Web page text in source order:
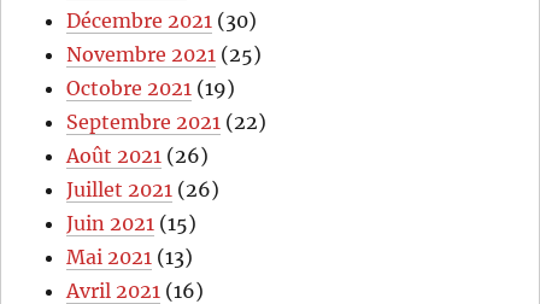
Décembre 2021 (30)
Novembre 2021 (25)
Octobre 2021 (19)
Septembre 2021 (22)
Août 2021 (26)
Juillet 2021 (26)
Juin 2021 (15)
Mai 2021 (13)
Avril 2021 (16)